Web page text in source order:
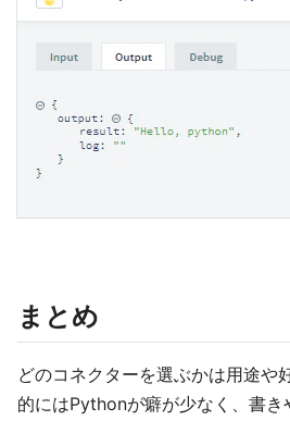
まとめ
どのコネクターを選ぶかは用途や
的にはPythonが癖が少なく、書き